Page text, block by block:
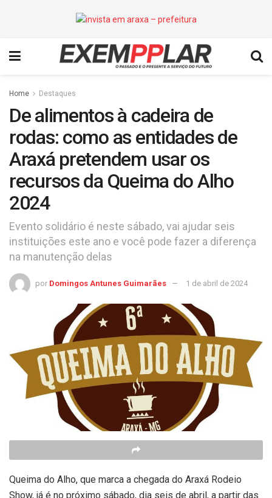
Home Destaques
De alimentos à cadeira de
rodas: como as entidades de
Araxá pretendem usar os
recursos da Queima do Alho
2024
Evento solidário é neste sábado, vai ajudar seis
instituições este ano e você pode fazer a diferença
na manutenção delas
por Domingos Antunes Guimarães 1 de abril de 2024
Queima do Alho, que marca a chegada do Araxá Rodeio
Show, já é no próximo sábado, dia seis de abril, a partir das